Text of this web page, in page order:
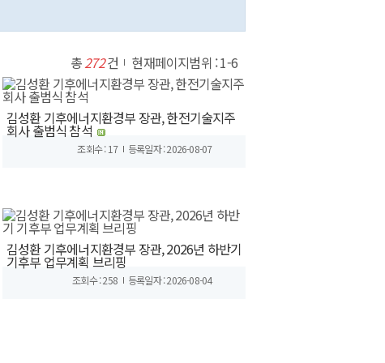
총272건 현재페이지범위 : 1-6
김성환 기후에너지환경부 장관, 한전기술지주
회사 출범식 참석
조회수 : 17 등록일자 : 2026-08-07
김성환 기후에너지환경부 장관, 2026년 하반기
기후부 업무계획 브리핑
조회수 : 258 등록일자 : 2026-08-04